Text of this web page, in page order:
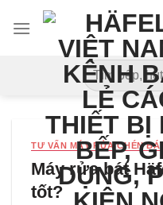
Tìm
kiếm:
TƯ VẤN MÁY RỬA CHÉN
Máy rửa bát
tốt?